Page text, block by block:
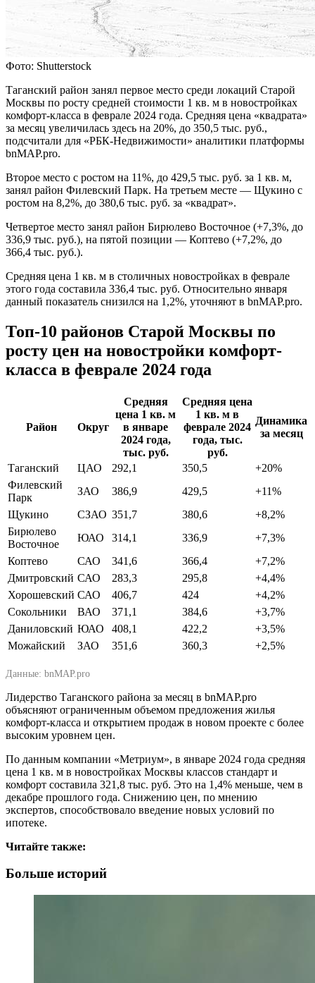
Фото: Shutterstock
Таганский район занял первое место среди локаций Старой
Москвы по росту средней стоимости 1 кв. м в новостройках
комфорт-класса в феврале 2024 года. Средняя цена «квадрата»
за месяц увеличилась здесь на 20%, до 350,5 тыс. руб.,
подсчитали для «РБК-Недвижимости» аналитики платформы
bnMAP.pro.
Второе место с ростом на 11%, до 429,5 тыс. руб. за 1 кв. м,
занял район Филевский Парк. На третьем месте — Щукино с
ростом на 8,2%, до 380,6 тыс. руб. за «квадрат».
Четвертое место занял район Бирюлево Восточное (+7,3%, до
336,9 тыс. руб.), на пятой позиции — Коптево (+7,2%, до
366,4 тыс. руб.).
Средняя цена 1 кв. м в столичных новостройках в феврале
этого года составила 336,4 тыс. руб. Относительно января
данный показатель снизился на 1,2%, уточняют в bnMAP.pro.
Топ-10 районов Старой Москвы по
росту цен на новостройки комфорт-
класса в феврале 2024 года
Район Округ
Средняя
цена 1 кв. м
в январе
2024 года,
тыс. руб.
Средняя цена
1 кв. м в
феврале 2024
года, тыс.
руб.
Динамика
за месяц
Таганский ЦАО 292,1 350,5
+20%
Филевский
Парк
ЗАО 386,9 429,5
+11%
Щукино
СЗАО 351,7 380,6
+8,2%
Бирюлево
Восточное
ЮАО 314,1 336,9
+7,3%
Коптево
САО 341,6 366,4
+7,2%
Дмитровский САО 283,3 295,8
+4,4%
Хорошевский САО 406,7 424
+4,2%
Сокольники
ВАО 371,1 384,6
+3,7%
Даниловский ЮАО 408,1 422,2
+3,5%
Можайский
ЗАО 351,6 360,3 +2,5%
Данные: bnMAP.pro
Лидерство Таганского района за месяц в bnMAP.pro
объясняют ограниченным объемом предложения жилья
комфорт-класса и открытием продаж в новом проекте с более
высоким уровнем цен.
По данным компании «Метриум», в январе 2024 года средняя
цена 1 кв. м в новостройках Москвы классов стандарт и
комфорт составила 321,8 тыс. руб. Это на 1,4% меньше, чем в
декабре прошлого года. Снижению цен, по мнению
экспертов, способствовало введение новых условий по
ипотеке.
Читайте также:
Больше историй